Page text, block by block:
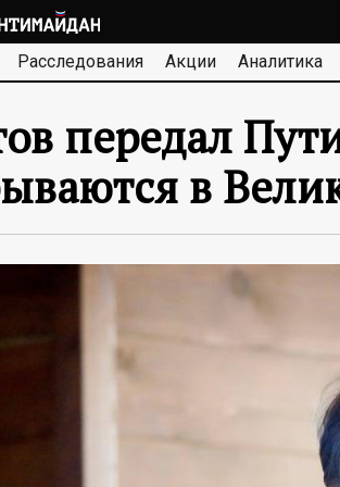
Расследования Акции Аналитика
передал
в